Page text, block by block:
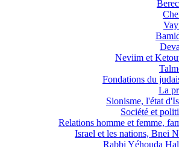
Neviim et
Fondations du
La
Sionisme, l'état
Société et
Relations homme et femme,
Israel et les nations, Bnei
Rabbi Yéhouda